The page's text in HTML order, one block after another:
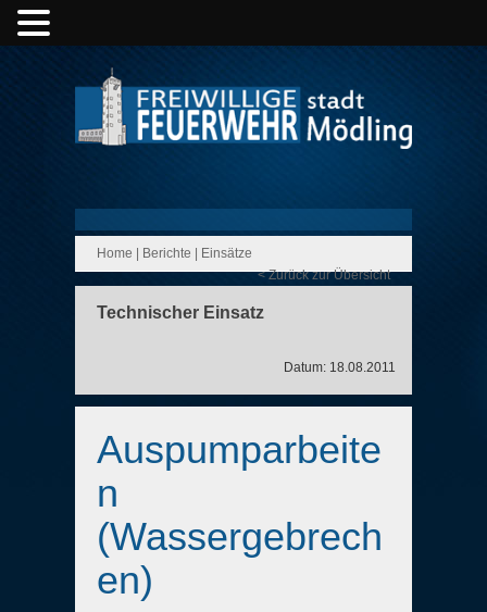
Home Berichte
Einsätze
< Zurück zur Übersicht
Technischer Einsatz
Datum: 18.08.2011
Auspumparbeite
n
(Wassergebrech
en)